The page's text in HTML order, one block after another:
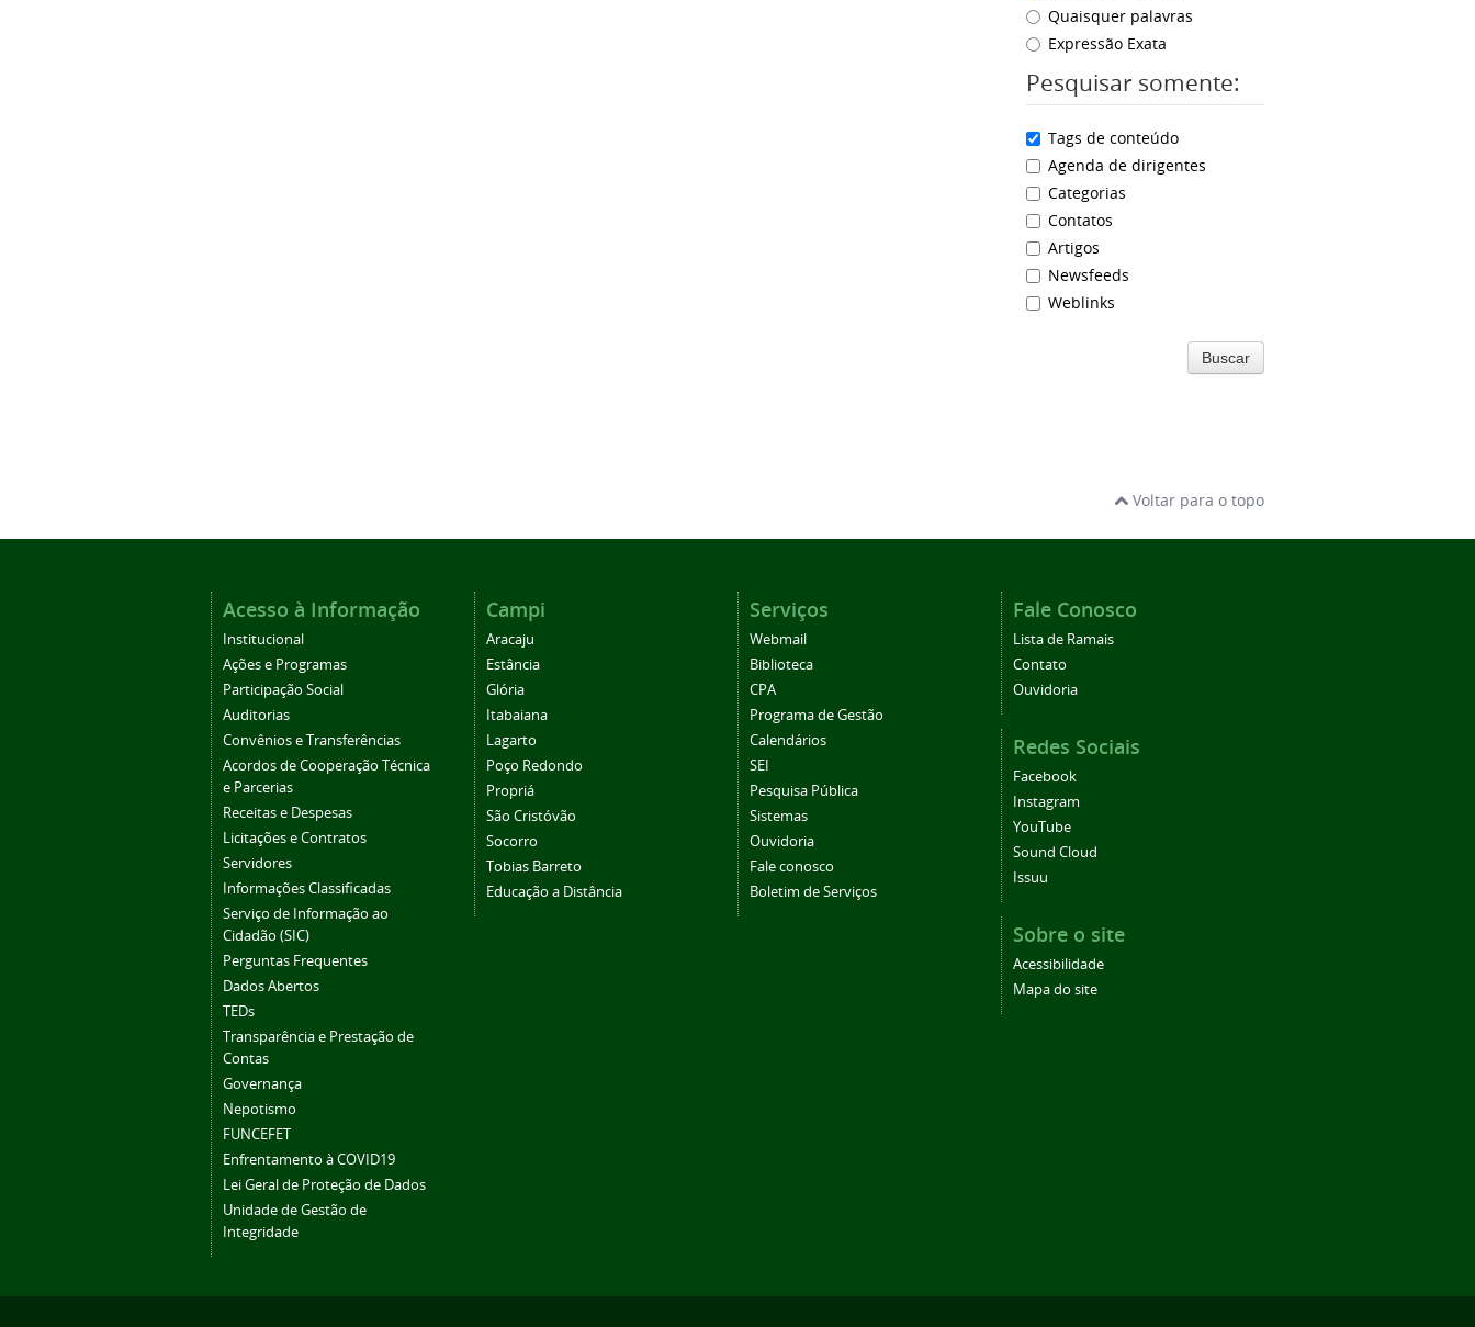
Quaisquer palavras
Expressão Exata
Pesquisar somente:
Tags de conteúdo
Agenda de dirigentes
Categorias
Contatos
Artigos
Newsfeeds
Weblinks
Buscar
Voltar para o topo
Acesso à Informação
Institucional
Ações e Programas
Participação Social
Auditorias
Convênios e Transferências
Acordos de Cooperação Técnica
e Parcerias
Receitas e Despesas
Licitações e Contratos
Servidores
Informações Classificadas
Serviço de Informação ao
Cidadão (SIC)
Perguntas Frequentes
Dados Abertos
TEDs
Transparência e Prestação de
Contas
Governança
Nepotismo
FUNCEFET
Enfrentamento à COVID19
Lei Geral de Proteção de Dados
Unidade de Gestão de
Integridade
Campi
Aracaju
Estância
Glória
Itabaiana
Lagarto
Poço Redondo
Propriá
São Cristóvão
Socorro
Tobias Barreto
Educação a Distância
Serviços
Webmail
Biblioteca
CPA
Programa de Gestão
Calendários
SEI
Pesquisa Pública
Sistemas
Ouvidoria
Fale conosco
Boletim de Serviços
Fale Conosco
Lista de Ramais
Contato
Ouvidoria
Redes Sociais
Facebook
Instagram
YouTube
Sound Cloud
Issuu
Sobre o site
Acessibilidade
Mapa do site